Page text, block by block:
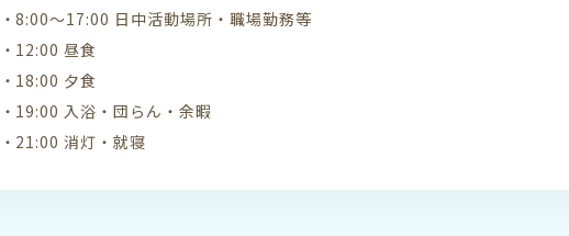
8:00〜17:00 日中活動場所・職場勤務等
12:00 昼食
18:00 夕食
19:00 入浴・団らん・余暇
21:00 消灯・就寝